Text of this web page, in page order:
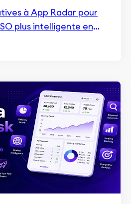
à App Radar pour
plus intelligente en